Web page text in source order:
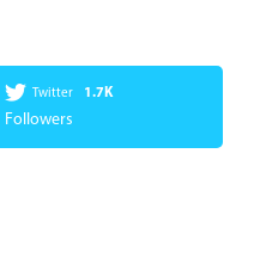
Twitter 1.7K
Followers